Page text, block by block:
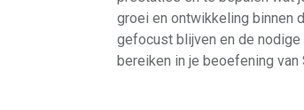
groei en ontwikkeling binnen
gefocust blijven en de
bereiken in je beoefening van